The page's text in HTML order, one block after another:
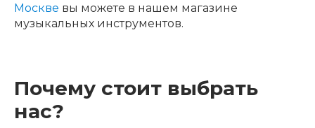
Аренда
Москве вы можете в нашем магазине
музыкальных инструментов.
Почему стоит выбрать
нас?